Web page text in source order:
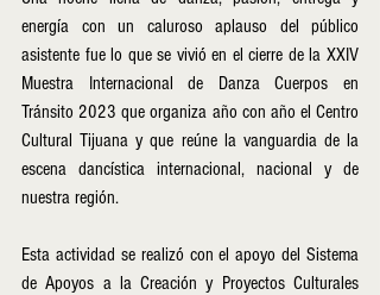
energía con un caluroso aplauso del público
asistente fue lo que se vivió en el cierre de la XXIV
Muestra Internacional de Danza Cuerpos en
Tránsito 2023 que organiza año con año el Centro
Cultural Tijuana y que reúne la vanguardia de la
escena dancística internacional, nacional y de
nuestra región.
Esta actividad se realizó con el apoyo del Sistema
de Apoyos a la Creación y Proyectos Culturales